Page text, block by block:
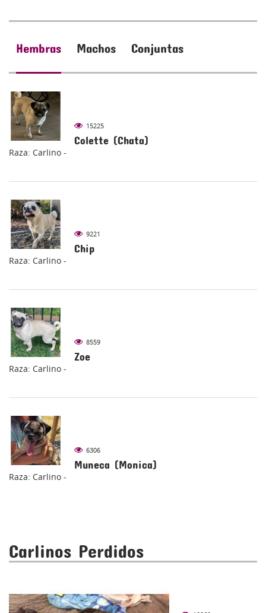
Hembras Machos Conjuntas
15225
Colette (Chata)
Raza: Carlino -
9221
Chip
Raza: Carlino -
8559
Zoe
Raza: Carlino -
6306
Muneca (Monica)
Raza: Carlino -
Carlinos Perdidos